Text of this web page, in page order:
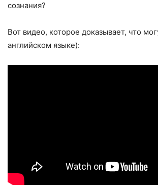
сознания?
Вот видео, которое доказывает, что
английском языке):